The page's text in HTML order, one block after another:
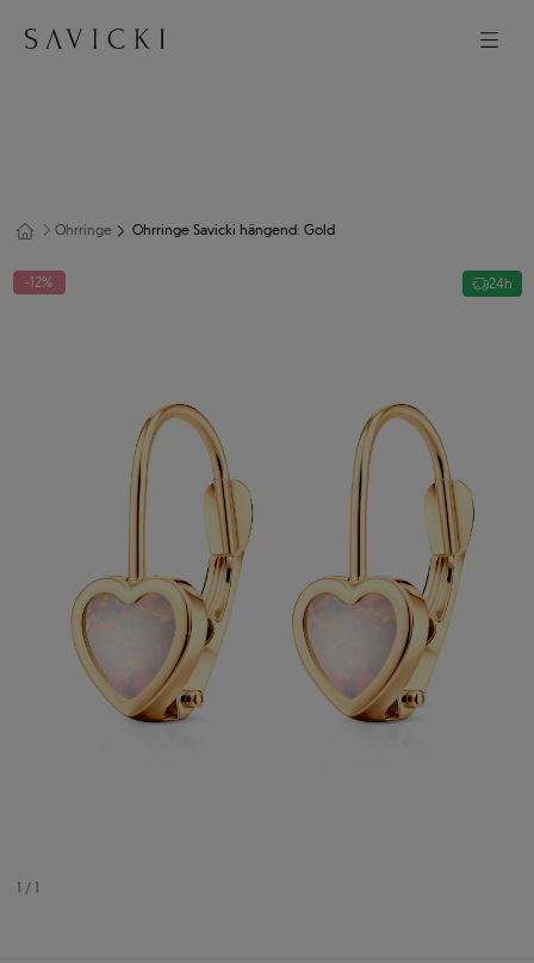
Ohrringe Ohrringe Savicki hängend: Gold
1 / 1
-12% 24h